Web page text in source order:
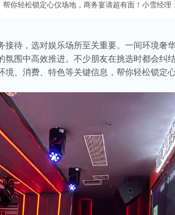
帮你轻松锁定心仪场地，商务宴请超有面！小雪经
接待，选对娱乐场所至关重要。一间环境
氛围中高效推进。不少朋友在挑选时都会
境、消费、特色等关键信息，帮你轻松锁定